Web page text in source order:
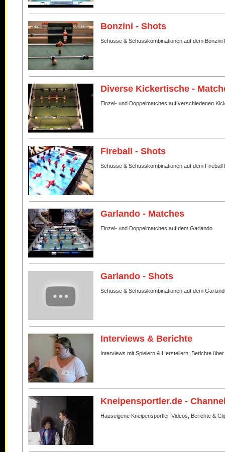
Bonzini - Shots
Schüsse & Schusskombinationen auf dem Bonzini
Diverse Kickertische -
Einzel- und Doppelmatches auf verschiedenen
Fireball - Shots
Schüsse & Schusskombinationen auf dem Fireball
Garlando - Matches
Einzel- und Doppelmatches auf dem Garlando
Garlando - Shots
Schüsse & Schusskombinationen auf dem
Interviews & Berichte
Interviews mit Spielern & Herstellern, Berichte
Kneipensportler.de -
Hauseigene Kneipensportler-Videos, Berichte &